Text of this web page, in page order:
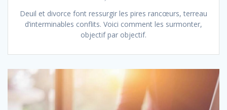
Deuil et divorce font ressurgir les pires rancœurs, terreau
d’interminables conflits. Voici comment les surmonter,
objectif par objectif.